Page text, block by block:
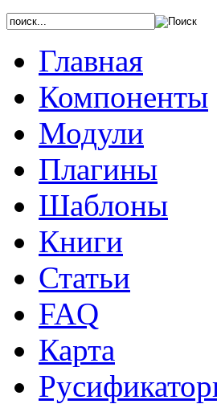
Главная
Компоненты
Модули
Плагины
Шаблоны
Книги
Статьи
FAQ
Карта